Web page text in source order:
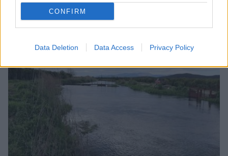
CONFIRM
Data Deletion Data Access Privacy Policy
05/08/2026 18:59